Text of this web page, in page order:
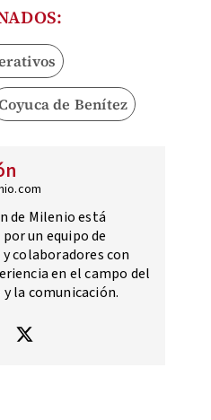
de Benítez
de Milenio está
un equipo de
colaboradores con
en el campo del
la comunicación.